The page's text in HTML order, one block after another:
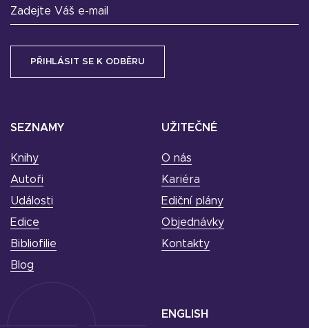
SEZNAMY
Knihy
Autoři
Události
Edice
Bibliofilie
Blog
UŽITEČNÉ
O nás
Kariéra
Ediční plány
Objednávky
Kontakty
Zadejte Váš e-mail
ENGLISH